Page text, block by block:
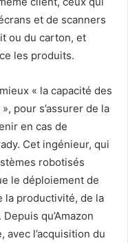
et de scanners
ou du carton, et
les produits.
« la capacité des
pour s’assurer de la
en cas de
Cet ingénieur, qui
robotisés
le déploiement de
la productivité, de la
qu’Amazon
avec l’acquisition du